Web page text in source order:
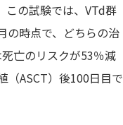
この試験では、VTd群
の時点で、どちらの治
亡のリスクが53％減
（ASCT）後100日目で